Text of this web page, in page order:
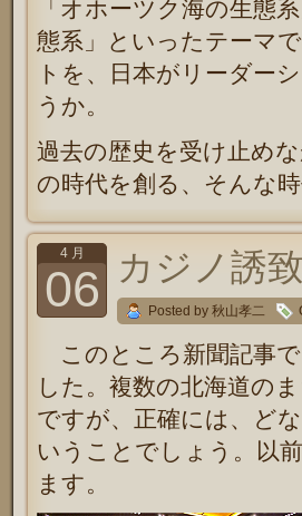
「オホーツク海の生態
態系」といったテーマ
トを、日本がリーダー
うか。
過去の歴史を受け止め
の時代を創る、そんな
4 月
06 カジノ誘
Posted by 秋山孝二
このところ新聞記事
した。複数の北海道の
ですが、正確には、ど
いうことでしょう。以
ます。